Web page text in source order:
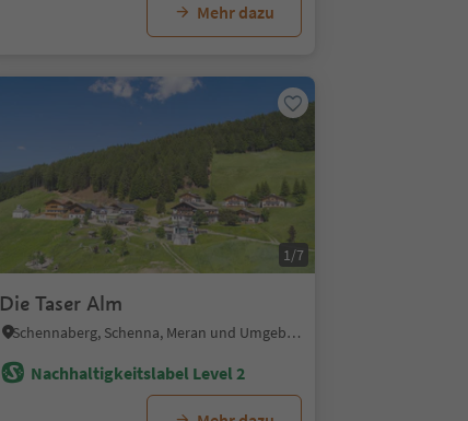
Mehr dazu
1/7
Die Taser Alm
Schennaberg, Schenna, Meran und Umgebung
Nachhaltigkeitslabel Level 2